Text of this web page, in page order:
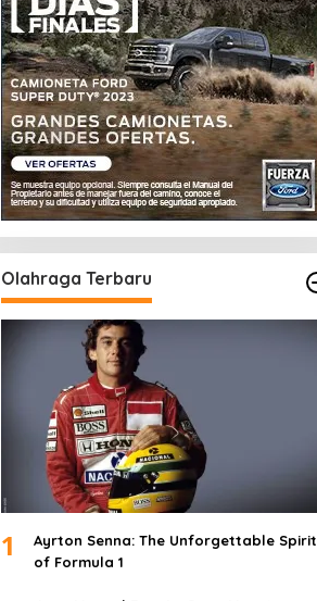
Olahraga Terbaru
1
Ayrton Senna: The Unforgettable Spirit
of Formula 1